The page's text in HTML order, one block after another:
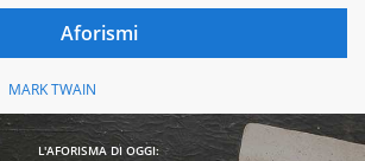
MARK TWAIN
L'AFORISMA DI OGGI: